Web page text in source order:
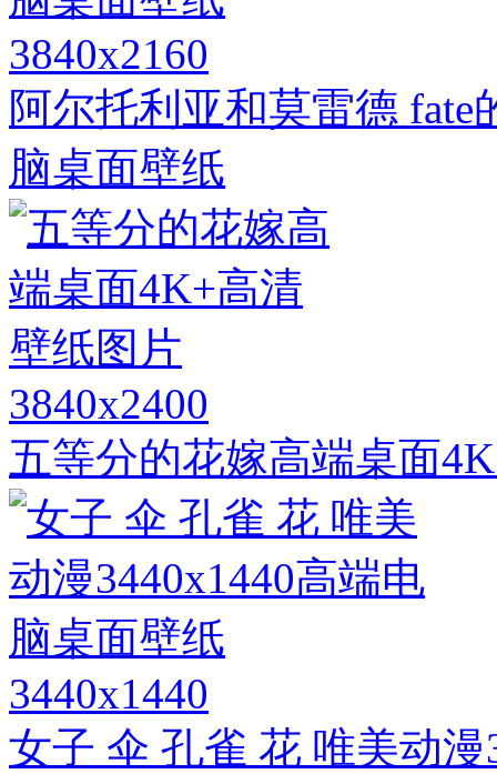
3840x2160
阿尔托利亚和莫雷德
脑桌面壁纸
3840x2400
五等分的花嫁高端桌面
3440x1440
女子 伞 孔雀 花 唯美动